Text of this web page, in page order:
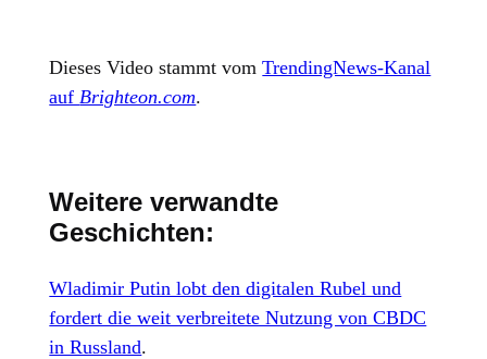
Dieses Video stammt vomTrendingNews-Kanal
aufBrighteon.com.
Weitere verwandte
Geschichten:
Wladimir Putin lobt den digitalen Rubel und
fordert die weit verbreitete Nutzung von CBDC
in Russland.